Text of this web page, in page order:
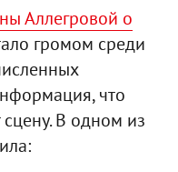
Аллегровой о
громом среди
что
В одном из